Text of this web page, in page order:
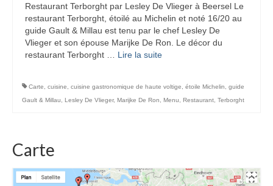
Restaurant Terborght par Lesley De Vlieger à Beersel Le
restaurant Terborght, étoilé au Michelin et noté 16/20 au
guide Gault & Millau est tenu par le chef Lesley De
Vlieger et son épouse Marijke De Ron. Le décor du
restaurant Terborght … Lire la suite­­
Carte cuisine cuisine gastronomique de haute voltige étoile Michelin
guide
Gault & Millau
Lesley De Vlieger, Marijke De Ron Menu Restaurant Terborght
Carte